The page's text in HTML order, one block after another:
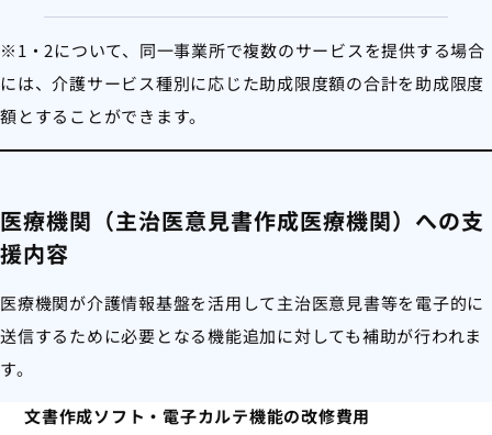
※1・2について、同一事業所で複数のサービスを提供する場合
には、介護サービス種別に応じた助成限度額の合計を助成限度
額とすることができます。
医療機関（主治医意見書作成医療機関）への支
援内容
医療機関が介護情報基盤を活用して主治医意見書等を電子的に
送信するために必要となる機能追加に対しても補助が行われま
す。
文書作成ソフト・電子カルテ機能の改修費用